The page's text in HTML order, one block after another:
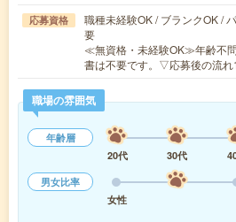
応募資格
職種未経験OK / ブランクOK /
要
≪無資格・未経験OK≫年齢不
書は不要です。▽応募後の流
職場の雰囲気
年齢層
20代
30代
男女比率
女性